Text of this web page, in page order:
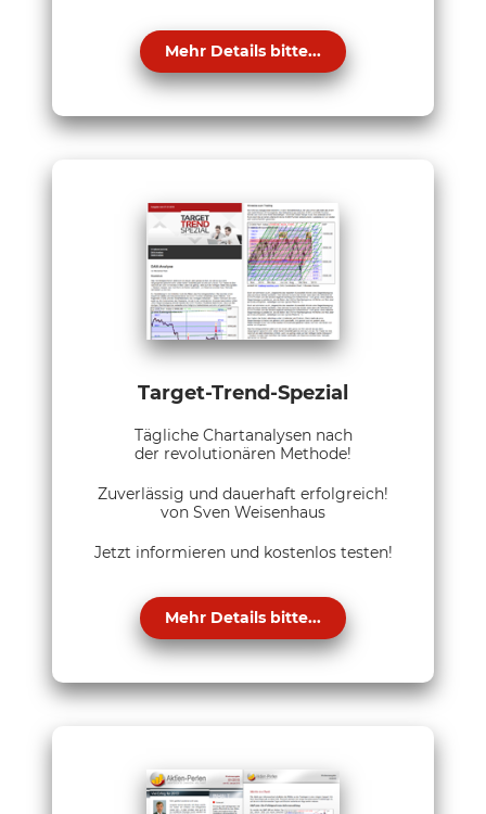
Mehr Details bitte...
Target-Trend-Spezial
Tägliche Chartanalysen nach
der revolutionären Methode!
Zuverlässig und dauerhaft erfolgreich!
von Sven Weisenhaus
Jetzt informieren und kostenlos testen!
Mehr Details bitte...